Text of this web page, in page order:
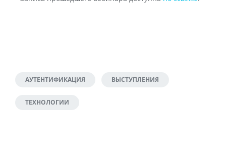
АУТЕНТИФИКАЦИЯ ВЫСТУПЛЕНИЯ
ТЕХНОЛОГИИ